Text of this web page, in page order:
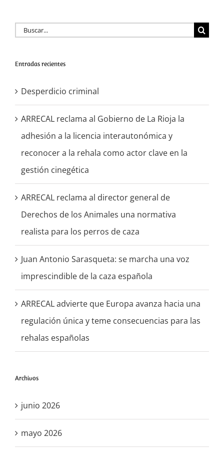
Buscar:
Entradas recientes
Desperdicio criminal
ARRECAL reclama al Gobierno de La Rioja la
adhesión a la licencia interautonómica y
reconocer a la rehala como actor clave en la
gestión cinegética
ARRECAL reclama al director general de
Derechos de los Animales una normativa
realista para los perros de caza
Juan Antonio Sarasqueta: se marcha una voz
imprescindible de la caza española
ARRECAL advierte que Europa avanza hacia una
regulación única y teme consecuencias para las
rehalas españolas
Archivos
junio 2026
mayo 2026